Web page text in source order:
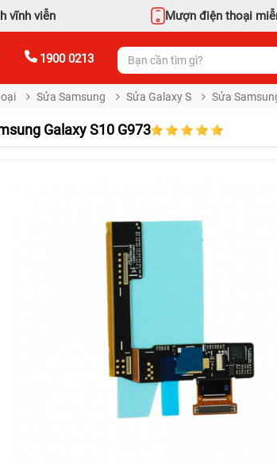
vĩnh viễn Mượn điện thoại
1900 0213
Sửa Samsung Sửa Galaxy S Sửa
Galaxy S10 G973